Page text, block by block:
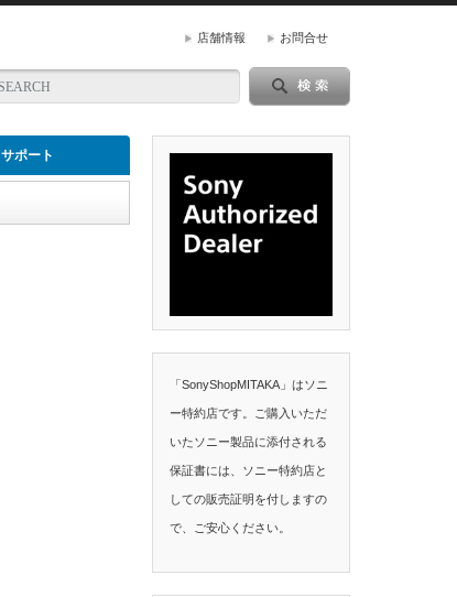
店舗情報 お問合せ
サポート
「SonyShopMITAKA」はソニ
ー特約店です。ご購入いただ
いたソニー製品に添付される
保証書には、ソニー特約店と
しての販売証明を付しますの
で、ご安心ください。